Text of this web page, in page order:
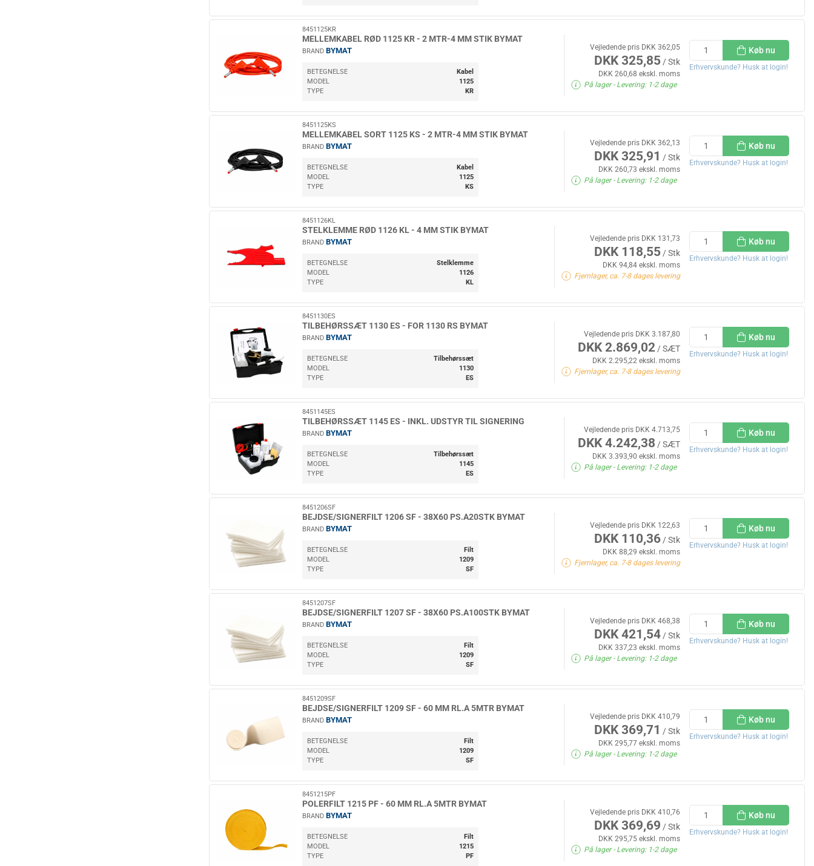
8451125KR
MELLEMKABEL RØD 1125 KR - 2 MTR-4 MM STIK BYMAT
BRAND BYMAT
BETEGNELSE
Kabel
MODEL
1125
TYPE
KR
Vejledende pris DKK 362,05
DKK 325,85 / Stk
DKK 260,68 ekskl. moms
På lager- Levering: 1-2 dage
Køb nu
Erhvervskunde? Husk at login!
8451125KS
MELLEMKABEL SORT 1125 KS - 2 MTR-4 MM STIK BYMAT
BRAND BYMAT
BETEGNELSE
Kabel
MODEL
1125
TYPE
KS
Vejledende pris DKK 362,13
DKK 325,91 / Stk
DKK 260,73 ekskl. moms
På lager- Levering: 1-2 dage
Køb nu
Erhvervskunde? Husk at login!
8451126KL
STELKLEMME RØD 1126 KL - 4 MM STIK BYMAT
BRAND BYMAT
BETEGNELSE
Stelklemme
MODEL
1126
TYPE
KL
Vejledende pris DKK 131,73
DKK 118,55 / Stk
DKK 94,84 ekskl. moms
Fjernlager, ca. 7-8 dages levering
Køb nu
Erhvervskunde? Husk at login!
8451130ES
TILBEHØRSSÆT 1130 ES - FOR 1130 RS BYMAT
BRAND BYMAT
BETEGNELSE
Tilbehørssæt
MODEL
1130
TYPE
ES
Vejledende pris DKK 3.187,80
DKK 2.869,02 / SÆT
DKK 2.295,22 ekskl. moms
Fjernlager, ca. 7-8 dages levering
Køb nu
Erhvervskunde? Husk at login!
8451145ES
TILBEHØRSSÆT 1145 ES - INKL. UDSTYR TIL SIGNERING
BRAND BYMAT
BETEGNELSE
Tilbehørssæt
MODEL
1145
TYPE
ES
Vejledende pris DKK 4.713,75
DKK 4.242,38 / SÆT
DKK 3.393,90 ekskl. moms
På lager- Levering: 1-2 dage
Køb nu
Erhvervskunde? Husk at login!
8451206SF
BEJDSE/SIGNERFILT 1206 SF - 38X60 PS.A20STK BYMAT
BRAND BYMAT
BETEGNELSE
Filt
MODEL
1209
TYPE
SF
Vejledende pris DKK 122,63
DKK 110,36 / Stk
DKK 88,29 ekskl. moms
Fjernlager, ca. 7-8 dages levering
Køb nu
Erhvervskunde? Husk at login!
8451207SF
BEJDSE/SIGNERFILT 1207 SF - 38X60 PS.A100STK BYMAT
BRAND BYMAT
BETEGNELSE
Filt
MODEL
1209
TYPE
SF
Vejledende pris DKK 468,38
DKK 421,54 / Stk
DKK 337,23 ekskl. moms
På lager- Levering: 1-2 dage
Køb nu
Erhvervskunde? Husk at login!
8451209SF
BEJDSE/SIGNERFILT 1209 SF - 60 MM RL.A 5MTR BYMAT
BRAND BYMAT
BETEGNELSE
Filt
MODEL
1209
TYPE
SF
Vejledende pris DKK 410,79
DKK 369,71 / Stk
DKK 295,77 ekskl. moms
På lager- Levering: 1-2 dage
Køb nu
Erhvervskunde? Husk at login!
8451215PF
POLERFILT 1215 PF - 60 MM RL.A 5MTR BYMAT
BRAND BYMAT
BETEGNELSE
Filt
MODEL
1215
TYPE
PF
Vejledende pris DKK 410,76
DKK 369,69 / Stk
DKK 295,75 ekskl. moms
På lager- Levering: 1-2 dage
Køb nu
Erhvervskunde? Husk at login!